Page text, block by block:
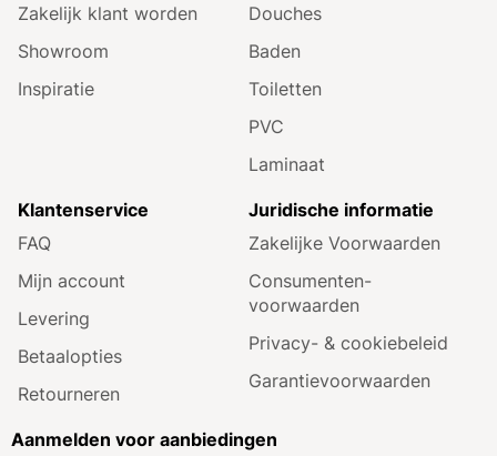
Zakelijk klant worden
Showroom
Inspiratie
Douches
Baden
Toiletten
PVC
Laminaat
Klantenservice
FAQ
Mijn account
Levering
Betaalopties
Retourneren
Juridische informatie
Zakelijke Voorwaarden
Consumenten­
voorwaarden
Privacy- & cookiebeleid
Garantie­voorwaarden
Aanmelden voor aanbiedingen